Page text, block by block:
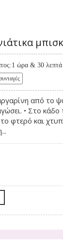
ώρα & 30 λεπτά
από το
• Στο κάδο
φτερό και